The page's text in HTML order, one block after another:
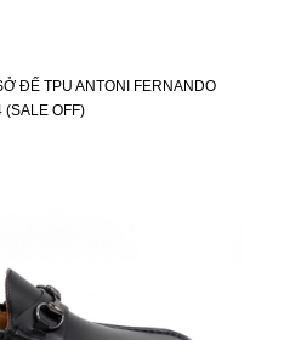
ĐẾ TPU ANTONI FERNANDO
(SALE OFF)